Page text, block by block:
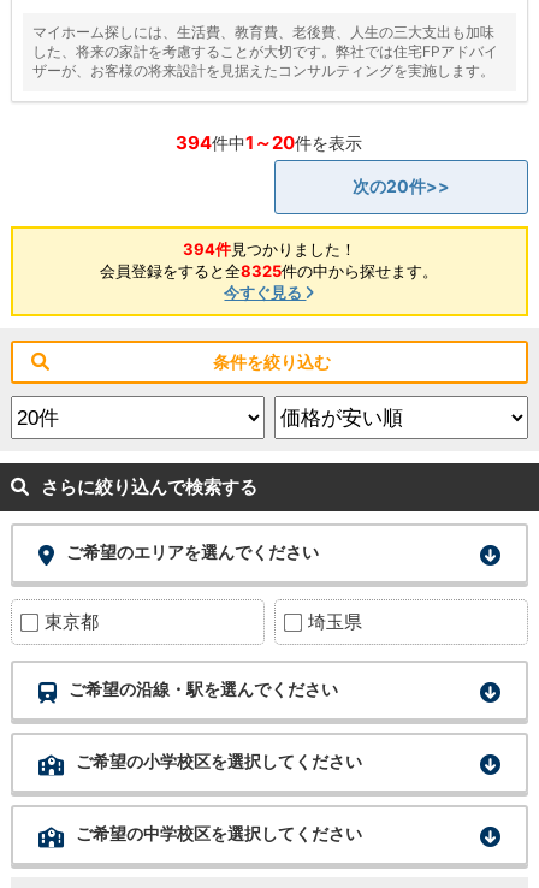
マイホーム探しには、生活費、教育費、老後費、人生の三大支出も加味
した、将来の家計を考慮することが大切です。弊社では住宅FPアドバイ
ザーが、お客様の将来設計を見据えたコンサルティングを実施します。
394件中1～20件を表示
次の20件>>
394件見つかりました！
会員登録をすると全8325件の中から探せます。
今すぐ見る
条件を絞り込む
さらに絞り込んで検索する
ご希望のエリアを選んでください
東京都 埼玉県
ご希望の沿線・駅を選んでください
ご希望の小学校区を選択してください
ご希望の中学校区を選択してください